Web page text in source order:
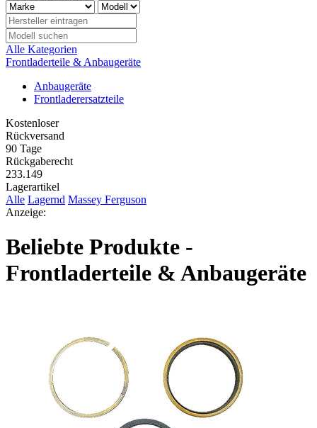
Alle Kategorien
Frontladerteile & Anbaugeräte
Anbaugeräte
Frontladerersatzteile
Kostenloser
Rückversand
90 Tage
Rückgaberecht
233.149
Lagerartikel
Alle Lagernd Massey Ferguson
Anzeige:
Beliebte Produkte -
Frontladerteile & Anbaugeräte